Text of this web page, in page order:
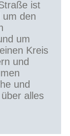
ist
um den
um
Kreis
und
und
alles